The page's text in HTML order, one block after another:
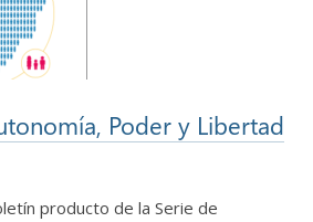
Poder y Libertad
producto de la Serie de